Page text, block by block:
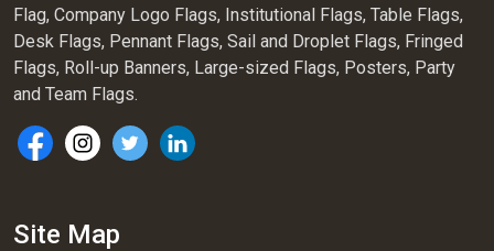
Flag, Company Logo Flags, Institutional Flags, Table Flags,
Desk Flags, Pennant Flags, Sail and Droplet Flags, Fringed
Flags, Roll-up Banners, Large-sized Flags, Posters, Party
and Team Flags.
Site Map